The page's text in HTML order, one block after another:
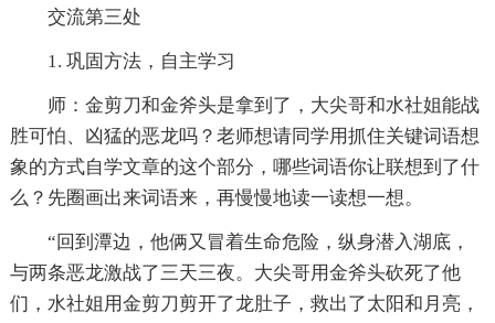
交流第三处
1. 巩固方法，自主学习
师：金剪刀和金斧头是拿到了，大尖哥和水社姐能战
胜可怕、凶猛的恶龙吗？老师想请同学用抓住关键词语想
象的方式自学文章的这个部分，哪些词语你让联想到了什
么？先圈画出来词语来，再慢慢地读一读想一想。
“回到潭边，他俩又冒着生命危险，纵身潜入湖底，
与两条恶龙激战了三天三夜。大尖哥用金斧头砍死了他
们，水社姐用金剪刀剪开了龙肚子，救出了太阳和月亮，